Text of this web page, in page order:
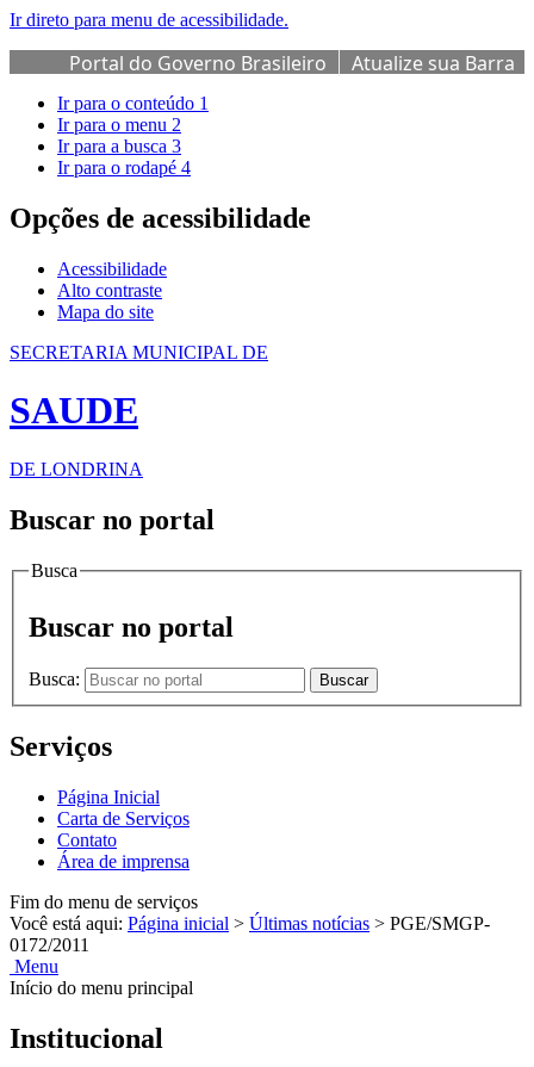
Ir direto para menu de acessibilidade.
Portal do Governo Brasileiro
Atualize sua Barra
de Governo
Ir para o conteúdo 1
Ir para o menu 2
Ir para a busca 3
Ir para o rodapé 4
Opções de acessibilidade
Acessibilidade
Alto contraste
Mapa do site
SECRETARIA MUNICIPAL DE
SAUDE
DE LONDRINA
Buscar no portal
Busca
Buscar no portal
Busca: Buscar
Serviços
Página Inicial
Carta de Serviços
Contato
Área de imprensa
Fim do menu de serviços
Você está aqui: Página inicial > Últimas notícias > PGE/SMGP-
0172/2011
Menu
Início do menu principal
Institucional